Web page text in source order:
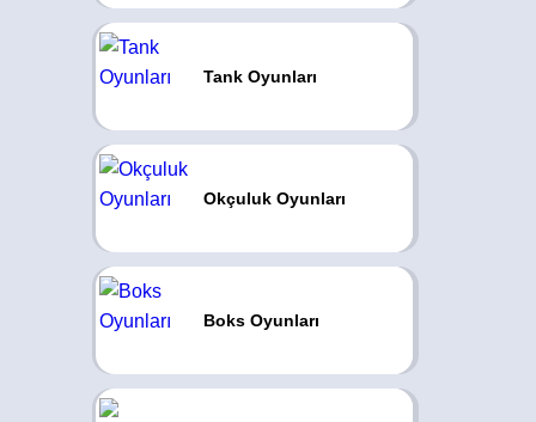
Tank Oyunları
Okçuluk Oyunları
Boks Oyunları